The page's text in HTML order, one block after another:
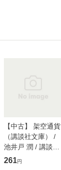
【中古】 架空通貨
（講談社文庫） /
池井戸 潤 / 講談社
[文庫]【メール便送
261円